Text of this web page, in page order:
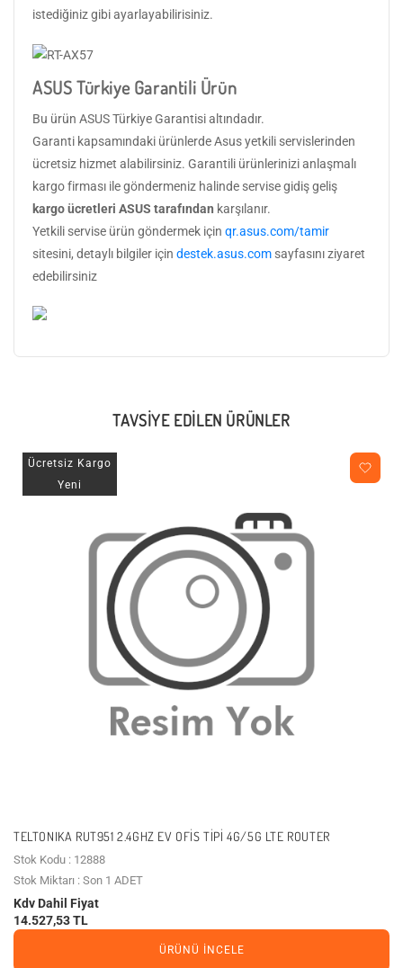
istediğiniz gibi ayarlayabilirisiniz.
ASUS Türkiye Garantili Ürün
Bu ürün ASUS Türkiye Garantisi altındadır.
Garanti kapsamındaki ürünlerde Asus yetkili servislerinden
ücretsiz hizmet alabilirsiniz. Garantili ürünlerinizi anlaşmalı
kargo firması ile göndermeniz halinde servise gidiş geliş
kargo ücretleri ASUS tarafından karşılanır.
Yetkili servise ürün göndermek için qr.asus.com/tamir
sitesini, detaylı bilgiler için destek.asus.com sayfasını ziyaret
edebilirsiniz
TAVSIYE EDILEN ÜRÜNLER
Ücretsiz Kargo
Yeni
TELTONIKA RUT951 2.4GHZ EV OFIS TIPI 4G/5G LTE ROUTER
Stok Kodu : 12888
Stok Miktarı : Son 1 ADET
Kdv Dahil Fiyat
14.527,53 TL
ÜRÜNÜ İNCELE